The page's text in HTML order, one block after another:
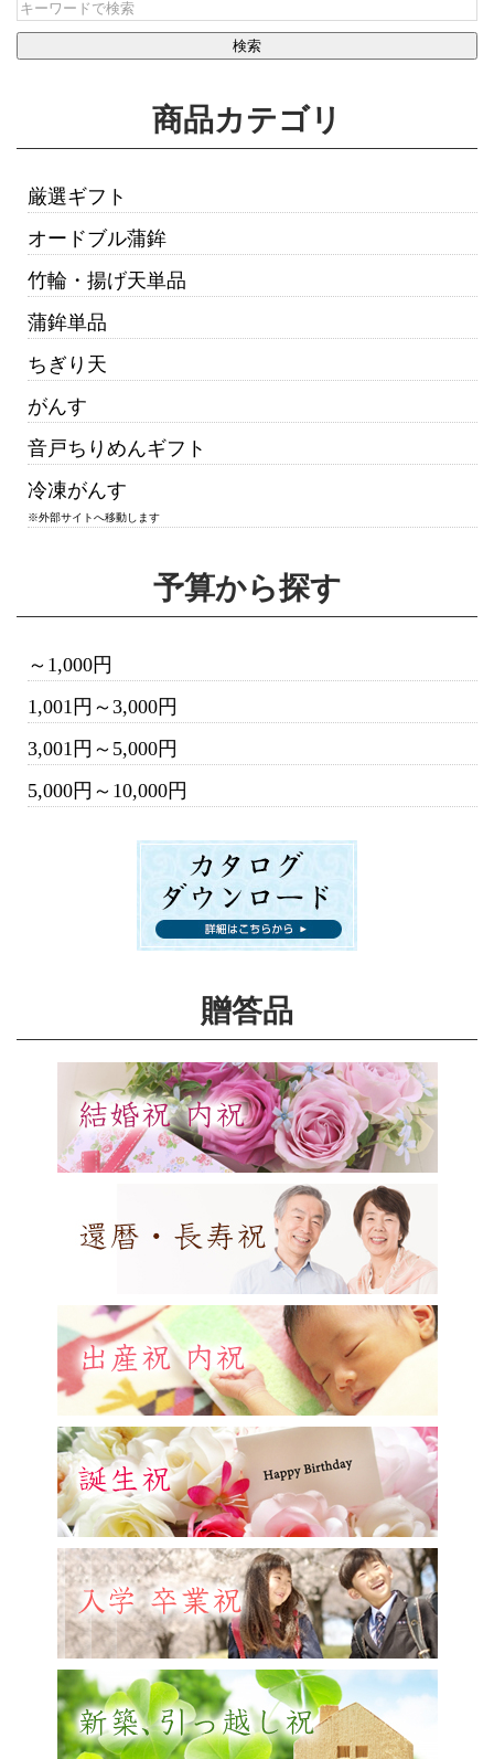
商品カテゴリ
厳選ギフト
オードブル蒲鉾
竹輪・揚げ天単品
蒲鉾単品
ちぎり天
がんす
音戸ちりめんギフト
冷凍がんす
※外部サイトへ移動します
予算から探す
～1,000円
1,001円～3,000円
3,001円～5,000円
5,000円～10,000円
贈答品